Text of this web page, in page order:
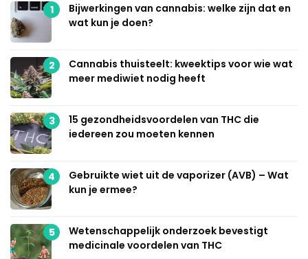
1
Bijwerkingen van cannabis: welke zijn dat en
wat kun je doen?
2
Cannabis thuisteelt: kweektips voor wie wat
meer mediwiet nodig heeft
3
15 gezondheidsvoordelen van THC die
iedereen zou moeten kennen
4
Gebruikte wiet uit de vaporizer (AVB) – Wat
kun je ermee?
5
Wetenschappelijk onderzoek bevestigt
medicinale voordelen van THC